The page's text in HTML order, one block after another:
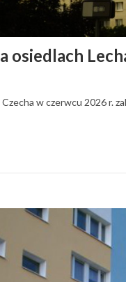
osiedlach
w czerwcu 2026 r.